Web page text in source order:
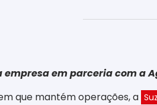
empresa em parceria com a
que mantém operações, a